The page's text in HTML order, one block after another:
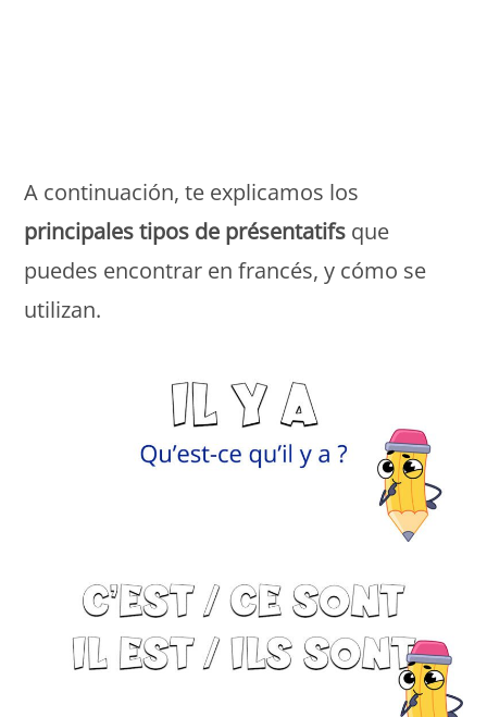
A continuación, te explicamos los
principales tipos de présentatifs que
puedes encontrar en francés, y cómo se
utilizan.